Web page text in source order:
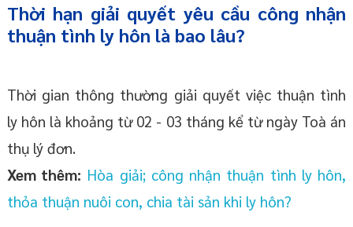
Thời hạn giải quyết yêu cầu công nhận
thuận tình ly hôn là bao lâu?
Thời gian thông thường giải quyết việc thuận tình
ly hôn là khoảng từ 02 - 03 tháng kể từ ngày Toà án
thụ lý đơn.
Xem thêm: Hòa giải; công nhận thuận tình ly hôn,
thỏa thuận nuôi con, chia tài sản khi ly hôn?